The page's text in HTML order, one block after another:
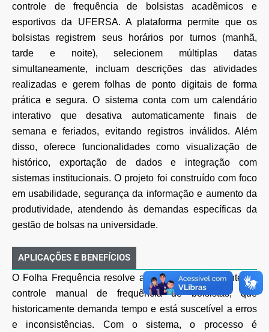
controle de frequência de bolsistas acadêmicos e
esportivos da UFERSA. A plataforma permite que os
bolsistas registrem seus horários por turnos (manhã,
tarde e noite), selecionem múltiplas datas
simultaneamente, incluam descrições das atividades
realizadas e gerem folhas de ponto digitais de forma
prática e segura. O sistema conta com um calendário
interativo que desativa automaticamente finais de
semana e feriados, evitando registros inválidos. Além
disso, oferece funcionalidades como visualização de
histórico, exportação de dados e integração com
sistemas institucionais. O projeto foi construído com foco
em usabilidade, segurança da informação e aumento da
produtividade, atendendo às demandas específicas da
gestão de bolsas na universidade.
APLICAÇÕES E BENEFÍCIOS
O Folha Frequência resolve a dificuldade recorrente de
controle manual de frequência de bolsistas, que
historicamente demanda tempo e está suscetível a erros
e inconsistências. Com o sistema, o processo é